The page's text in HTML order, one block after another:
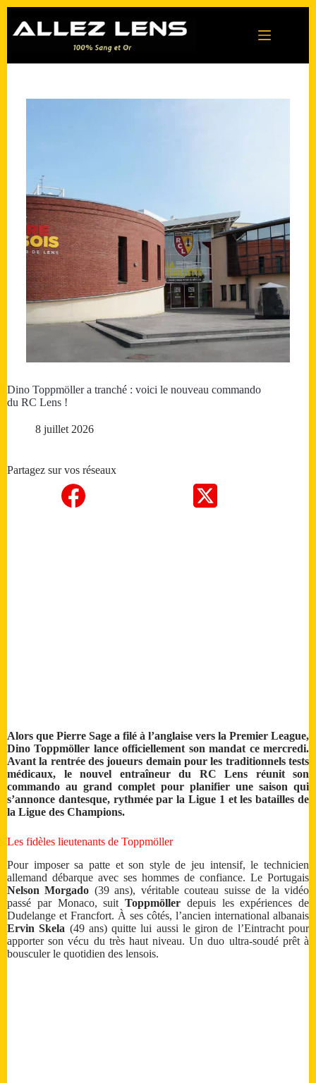
contenu
Dino Toppmöller a tranché : voici le nouveau commando
du RC Lens !
8 juillet 2026
Partagez sur vos réseaux
Alors que Pierre Sage a filé à l’anglaise vers la Premier League,
Dino Toppmöller lance officiellement son mandat ce mercredi.
Avant la rentrée des joueurs demain pour les traditionnels tests
médicaux, le nouvel entraîneur du RC Lens réunit son
commando au grand complet pour planifier une saison qui
s’annonce dantesque, rythmée par la Ligue 1 et les batailles de
la Ligue des Champions.
Les fidèles lieutenants de Toppmöller
Pour imposer sa patte et son style de jeu intensif, le technicien
allemand débarque avec ses hommes de confiance. Le Portugais
Nelson Morgado (39 ans), véritable couteau suisse de la vidéo
passé par Monaco, suit Toppmöller depuis les expériences de
Dudelange et Francfort. À ses côtés, l’ancien international albanais
Ervin Skela (49 ans) quitte lui aussi le giron de l’Eintracht pour
apporter son vécu du très haut niveau. Un duo ultra-soudé prêt à
bousculer le quotidien des lensois.